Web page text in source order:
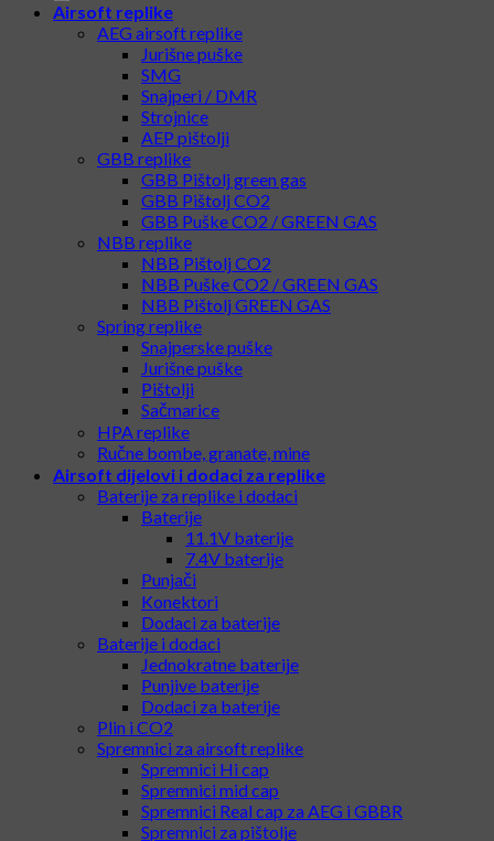
Airsoft replike
AEG airsoft replike
Jurišne puške
SMG
Snajperi / DMR
Strojnice
AEP pištolji
GBB replike
GBB Pištolj green gas
GBB Pištolj CO2
GBB Puške CO2 / GREEN GAS
NBB replike
NBB Pištolj CO2
NBB Puške CO2 / GREEN GAS
NBB Pištolj GREEN GAS
Spring replike
Snajperske puške
Jurišne puške
Pištolji
Sačmarice
HPA replike
Ručne bombe, granate, mine
Airsoft dijelovi i dodaci za replike
Baterije za replike i dodaci
Baterije
11.1V baterije
7.4V baterije
Punjači
Konektori
Dodaci za baterije
Baterije i dodaci
Jednokratne baterije
Punjive baterije
Dodaci za baterije
Plin i CO2
Spremnici za airsoft replike
Spremnici Hi cap
Spremnici mid cap
Spremnici Real cap za AEG i GBBR
Spremnici za pištolje